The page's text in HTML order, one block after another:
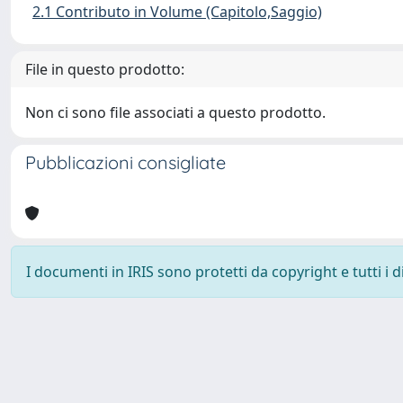
2.1 Contributo in Volume (Capitolo,Saggio)
File in questo prodotto:
Non ci sono file associati a questo prodotto.
Pubblicazioni consigliate
I documenti in IRIS sono protetti da copyright e tutti i